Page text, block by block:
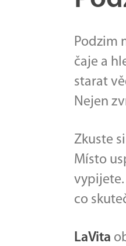
Podzim
čaje a
starat
Nejen
Zkuste
Místo
vypijete.
co
LaVita